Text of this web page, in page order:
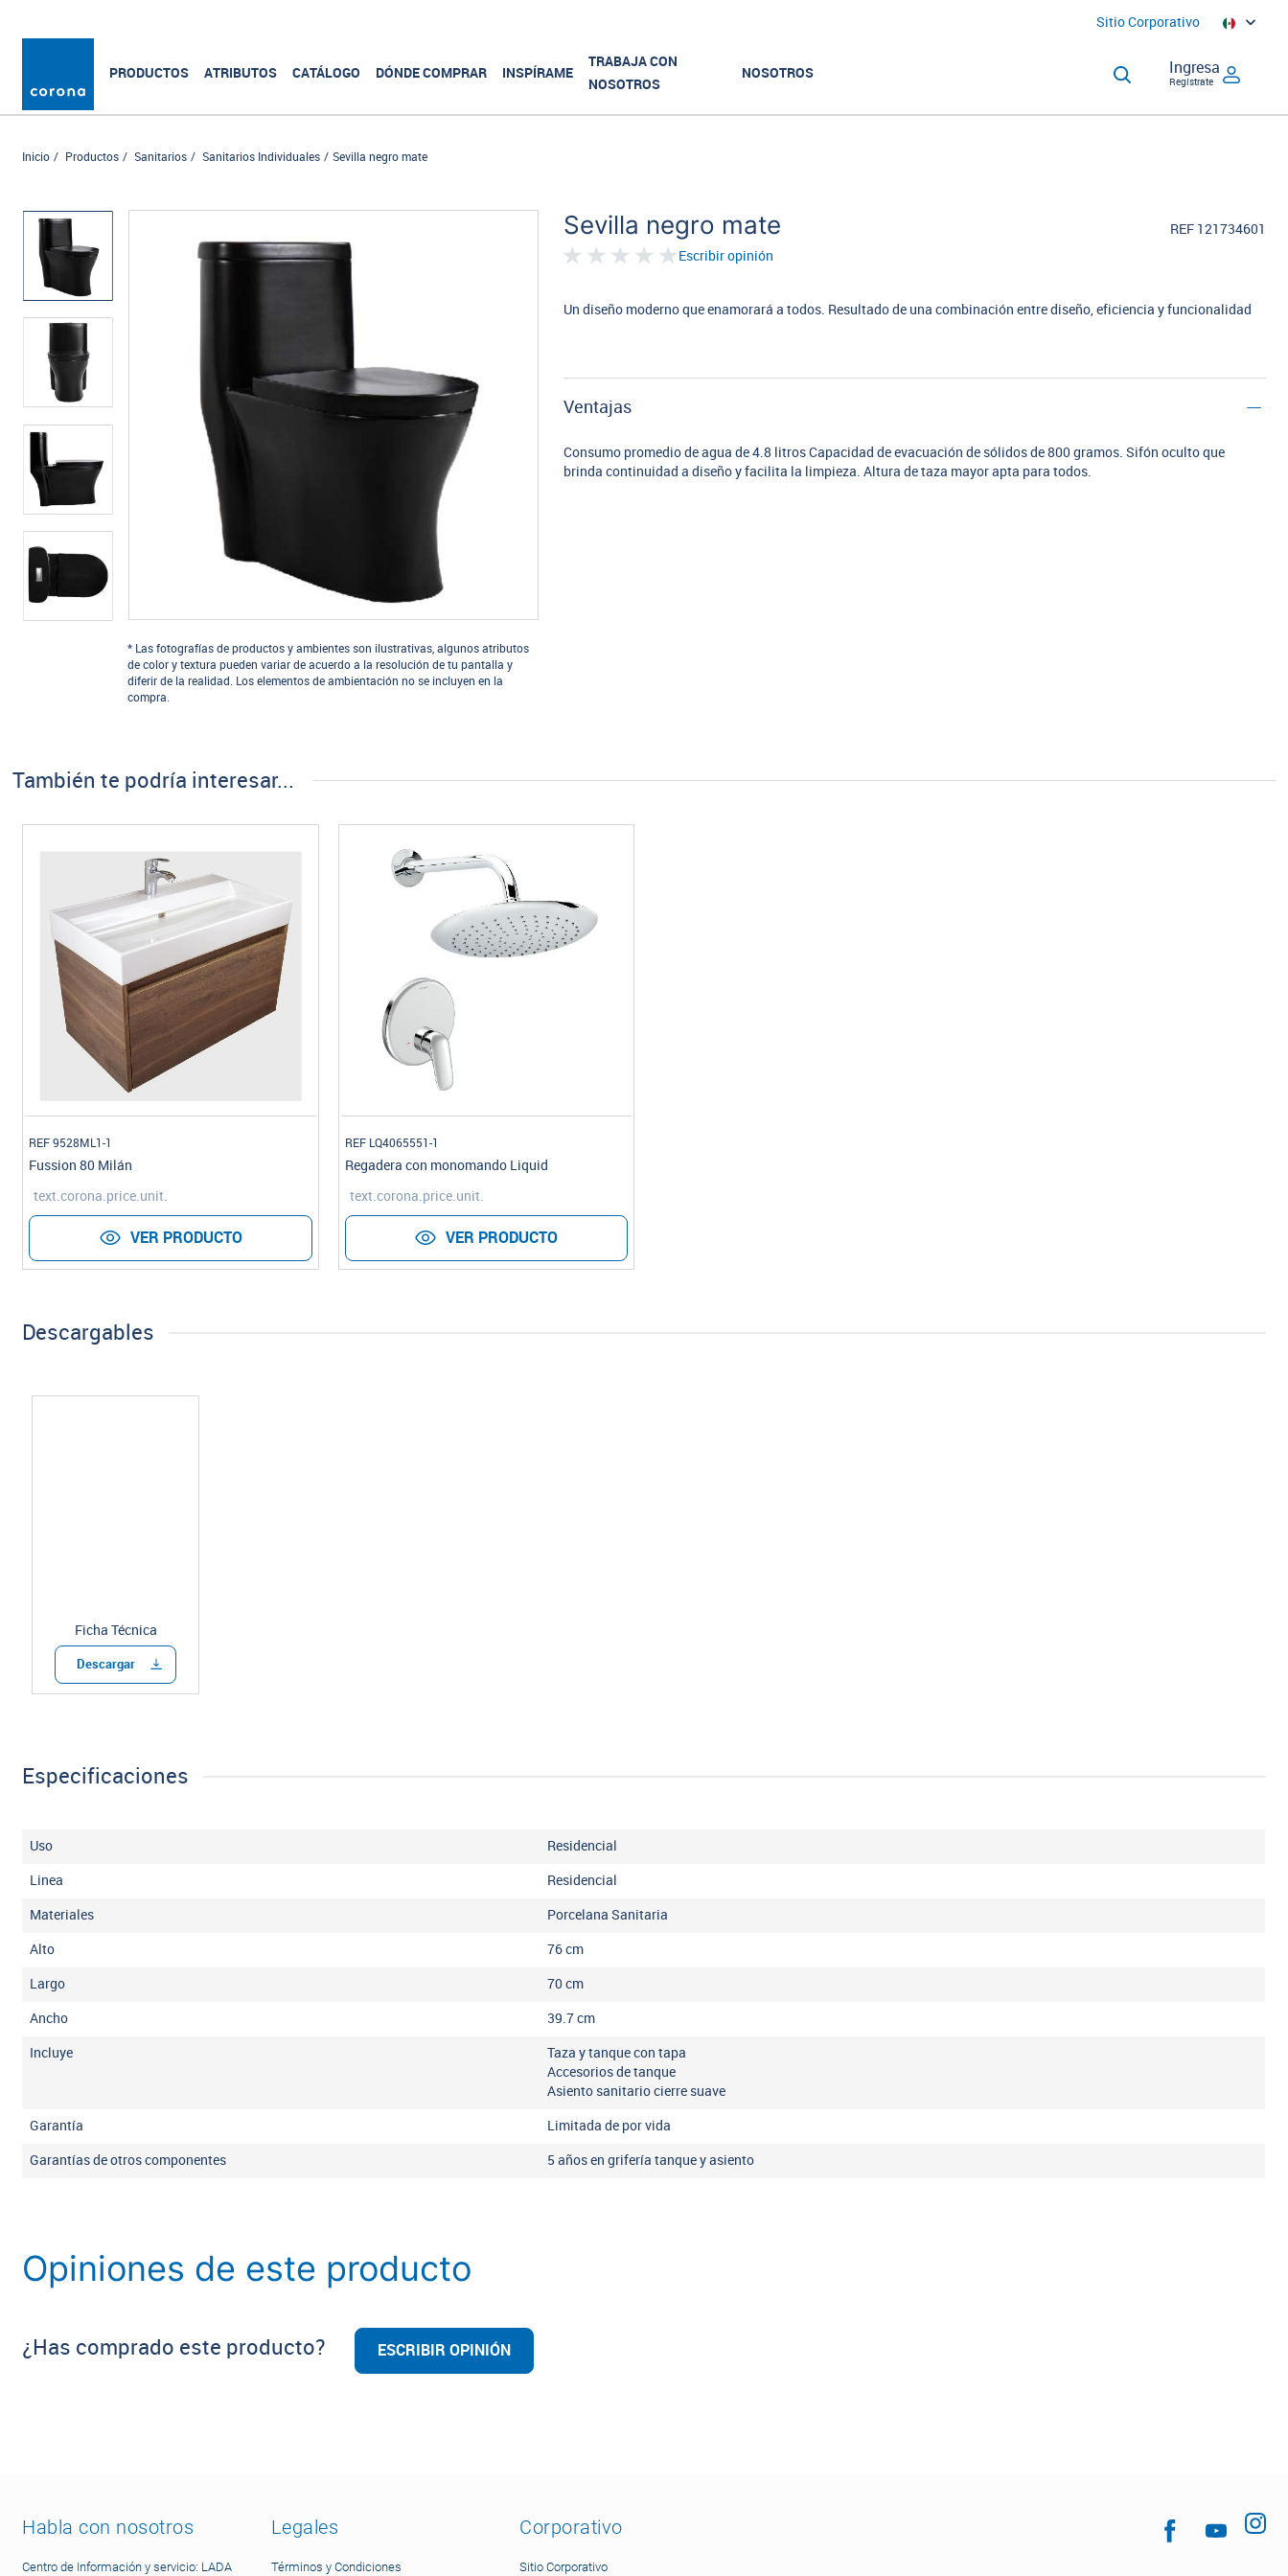
Sitio Corporativo
PRODUCTOS ATRIBUTOS CATÁLOGO DÓNDE COMPRAR INSPÍRAME
TRABAJA CON
NOSOTROS
NOSOTROS Ingresa
Regístrate
Inicio Productos Sanitarios Sanitarios Individuales Sevilla negro mate
Sevilla negro mate
REF 121734601
Escribir opinión
* Las fotografías de productos y ambientes son ilustrativas, algunos atributos
de color y textura pueden variar de acuerdo a la resolución de tu pantalla y
diferir de la realidad. Los elementos de ambientación no se incluyen en la
compra.
Un diseño moderno que enamorará a todos. Resultado de una combinación entre diseño, eficiencia y funcionalidad
Ventajas
Consumo promedio de agua de 4.8 litros Capacidad de evacuación de sólidos de 800 gramos. Sifón oculto que
brinda continuidad a diseño y facilita la limpieza. Altura de taza mayor apta para todos.
También te podría interesar...
REF 9528ML1-1
Fussion 80 Milán
text.corona.price.unit.
VER PRODUCTO
REF LQ4065551-1
Regadera con monomando Liquid
text.corona.price.unit.
VER PRODUCTO
Descargables
Ficha Técnica
Descargar
Especificaciones
Uso Residencial
Linea Residencial
Materiales Porcelana Sanitaria
Alto 76cm
Largo 70cm
Ancho 39.7cm
Incluye
Taza y tanque con tapa
Accesorios de tanque
Asiento sanitario cierre suave
Garantía Limitada de por vida
Garantías de otros componentes 5 años en grifería tanque y asiento
Opiniones de este producto
¿Has comprado este producto? ESCRIBIR OPINIÓN
Habla con nosotros
Centro de Información y servicio: LADA
Legales
Términos y Condiciones
Corporativo
Sitio Corporativo